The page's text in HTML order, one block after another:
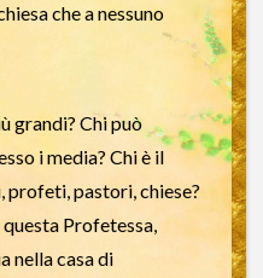
che a nessuno
grandi? Chi può
i media? Chi è il
profeti, pastori, chiese?
Profetessa,
nella casa di